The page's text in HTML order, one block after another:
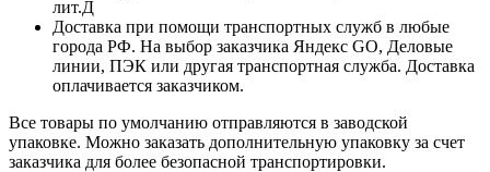
лит.Д
Доставка при помощи транспортных служб в любые
города РФ. На выбор заказчика Яндекс GO, Деловые
линии, ПЭК или другая транспортная служба. Доставка
оплачивается заказчиком.
Все товары по умолчанию отправляются в заводской
упаковке. Можно заказать дополнительную упаковку за счет
заказчика для более безопасной транспортировки.